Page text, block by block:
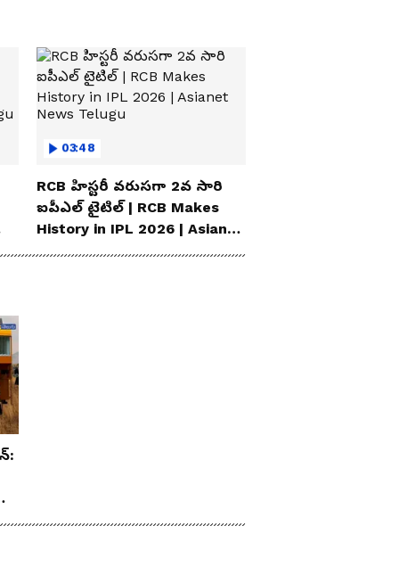
03:48
RCB హిస్టరీ వరుసగా 2వ సారి
ఐపీఎల్ టైటిల్ | RCB Makes
History in IPL 2026 | Asianet
News Telugu